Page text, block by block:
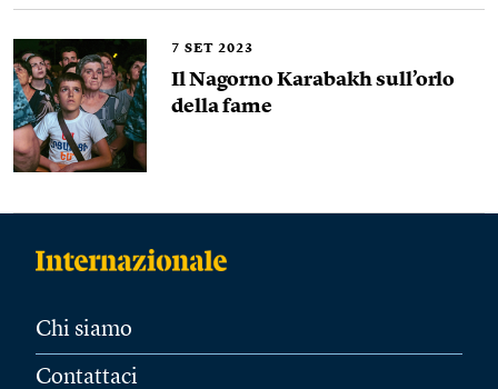
7 SET 2023
Il Nagorno Karabakh sull’orlo
della fame
Chi siamo
Contattaci